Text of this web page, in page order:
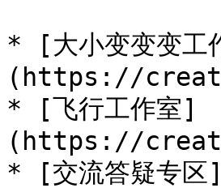
* [大小变变变工
(https://
* [飞行工作室]
(https://
* [交流答疑专